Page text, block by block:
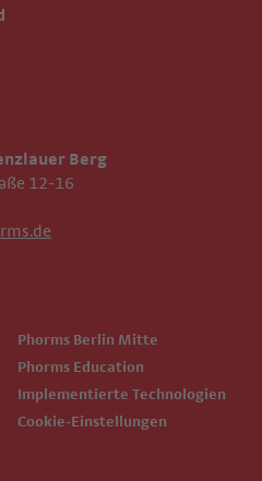
Phorms Berlin Mitte
Phorms Education
Implementierte Technologien
Cookie-Einstellungen
Berg
12-16